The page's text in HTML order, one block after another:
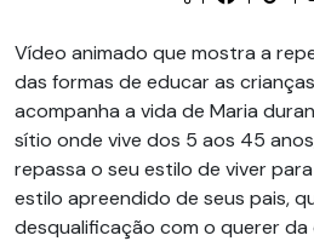
Vídeo animado que mostra a
das formas de educar as
acompanha a vida de Maria
sítio onde vive dos 5 aos 45
repassa o seu estilo de viver
estilo apreendido de seus pais,
desqualificação com o querer